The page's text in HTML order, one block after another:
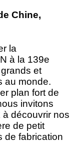
Chine,
la
à la 139e
et
au monde.
plan fort de
invitons
découvrir nos
de petit
de fabrication